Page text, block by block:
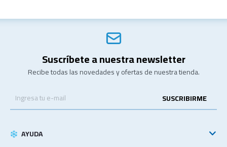
Suscríbete a nuestra newsletter
Recibe todas las novedades y ofertas de nuestra tienda.
SUSCRIBIRME
AYUDA